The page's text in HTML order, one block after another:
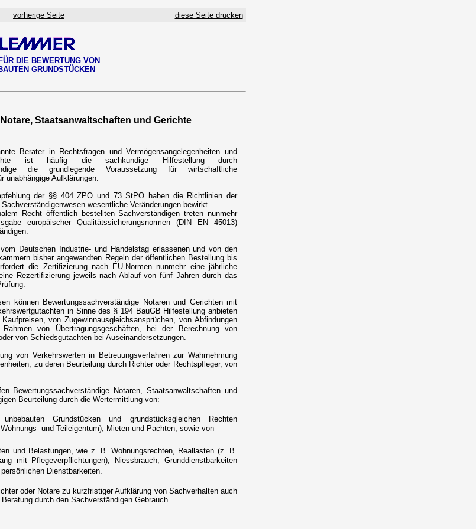
vorherige Seite diese Seite drucken
DIE BEWERTUNG VON
GRUNDSTÜCKEN
Staatsanwaltschaften und Gerichte
Berater in Rechtsfragen und Vermögensangelegenheiten und
ist häufig die sachkundige Hilfestellung durch
die grundlegende Voraussetzung für wirtschaftliche
unabhängige Aufklärungen.
der §§ 404 ZPO und 73 StPO haben die Richtlinien der
wesentliche Veränderungen bewirkt.
Recht öffentlich bestellten Sachverständigen treten nunmehr
europäischer Qualitätssicherungsnormen (DIN EN 45013)
Deutschen Industrie- und Handelstag erlassenen und von den
bisher angewandten Regeln der öffentlichen Bestellung bis
die Zertifizierung nach EU-Normen nunmehr eine jährliche
Rezertifizierung jeweils nach Ablauf von fünf Jahren durch das
können Bewertungssachverständige Notaren und Gerichten mit
in Sinne des § 194 BauGB Hilfestellung anbieten
von Zugewinnausgleichsansprüchen, von Abfindungen
von Übertragungsgeschäften, bei der Berechnung von
von Schiedsgutachten bei Auseinandersetzungen.
von Verkehrswerten in Betreuungsverfahren zur Wahrnehmung
zu deren Beurteilung durch Richter oder Rechtspfleger, von
Bewertungssachverständige Notaren, Staatsanwaltschaften und
Beurteilung durch die Wertermittlung von:
Grundstücken und grundstücksgleichen Rechten
und Teileigentum), Mieten und Pachten, sowie von
und Belastungen, wie z. B. Wohnungsrechten, Reallasten (z. B.
mit Pflegeverpflichtungen), Niessbrauch, Grunddienstbarkeiten
Dienstbarkeiten.
oder Notare zu kurzfristiger Aufklärung von Sachverhalten auch
durch den Sachverständigen Gebrauch.